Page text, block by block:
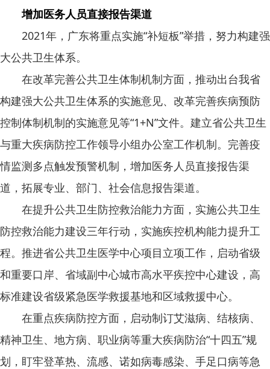
增加医务人员直接报告渠道
2021年，广东将重点实施“补短板”举措，努力构建强
大公共卫生体系。
在改革完善公共卫生体制机制方面，推动出台我省
构建强大公共卫生体系的实施意见、改革完善疾病预防
控制体制机制的实施意见等“1+N”文件。建立省公共卫生
与重大疾病防控工作领导小组办公室工作机制。完善疫
情监测多点触发预警机制，增加医务人员直接报告渠
道，拓展专业、部门、社会信息报告渠道。
在提升公共卫生防控救治能力方面，实施公共卫生
防控救治能力建设三年行动，实施疾控机构能力提升工
程。推进省公共卫生医学中心项目立项工作，启动省级
和重要口岸、省域副中心城市高水平疾控中心建设，高
标准建设省级紧急医学救援基地和区域救援中心。
在重点疾病防控方面，启动制订艾滋病、结核病、
精神卫生、地方病、职业病等重大疾病防治“十四五”规
划，盯牢登革热、流感、诺如病毒感染、手足口病等急